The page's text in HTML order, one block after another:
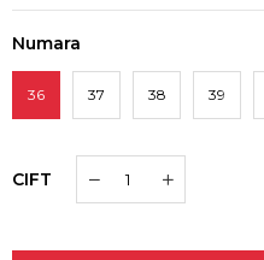
Numara
36 37 38 39
CIFT